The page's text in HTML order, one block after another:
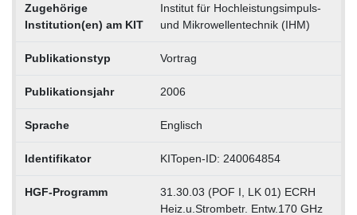
Zugehörige
Institution(en) am KIT
Institut für Hochleistungsimpuls-
und Mikrowellentechnik (IHM)
Publikationstyp Vortrag
Publikationsjahr 2006
Sprache Englisch
Identifikator KITopen-ID: 240064854
HGF-Programm
31.30.03 (POF I, LK 01) ECRH
Heiz.u.Strombetr. Entw.170 GHz